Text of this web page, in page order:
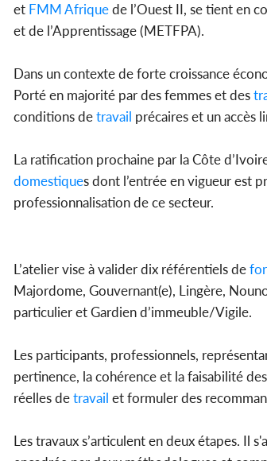
et FMM Afriquede l’Ouest II, se tient en
et de l’Apprentissage (METFPA).
Dans un contexte de forte croissance
Porté en majorité par des femmes et des
conditions detravail précaires et un accès
La ratification prochaine par la Côte
domestiques dont l’entrée en vigueur est
professionnalisation de ce secteur.
L’atelier vise à valider dix référentiels de
Majordome, Gouvernant(e), Lingère,
particulier et Gardien d’immeuble/Vigile.
Les participants, professionnels,
pertinence, la cohérence et la faisabilité
réelles detravail et formuler des
Les travaux s’articulent en deux étapes. Il